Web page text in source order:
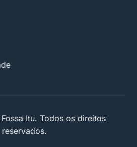
Itu. Todos os direitos
reservados.